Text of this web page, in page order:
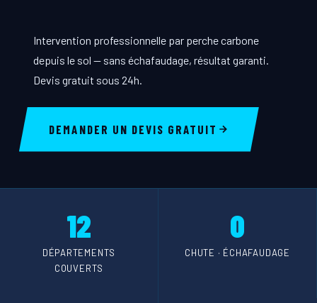
Intervention professionnelle par perche carbone
depuis le sol — sans échafaudage, résultat garanti.
Devis gratuit sous 24h.
DEMANDER UN DEVIS GRATUIT
12
DÉPARTEMENTS
COUVERTS
0
CHUTE · ÉCHAFAUDAGE